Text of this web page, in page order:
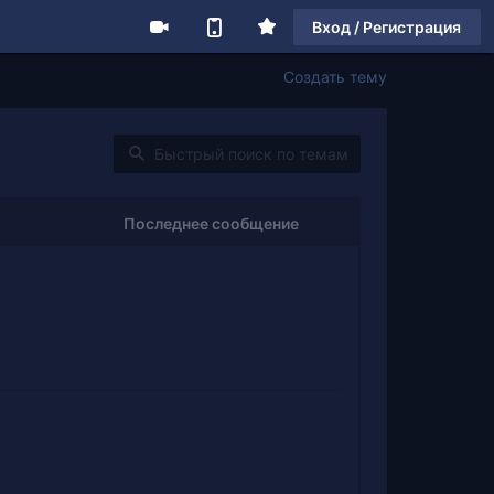
Вход / Регистрация
Создать тему
Последнее сообщение